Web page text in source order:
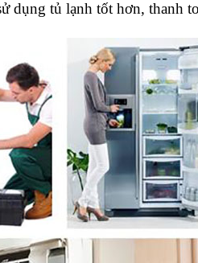
dụng tủ lạnh tốt hơn, thanh